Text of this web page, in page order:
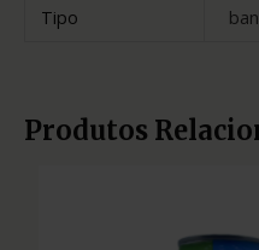
Tipo
Produtos